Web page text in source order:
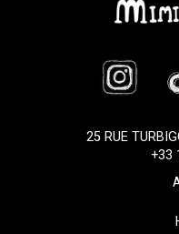
25 RUE
+33